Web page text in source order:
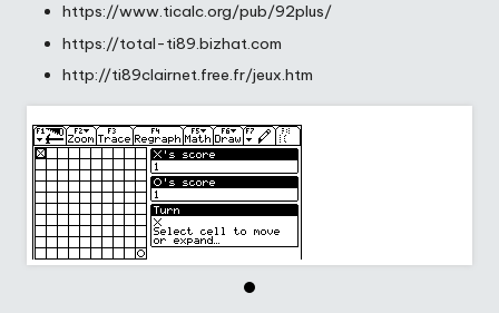
https://www.ticalc.org/pub/92plus/
https://total-ti89.bizhat.com
http://ti89clairnet.free.fr/jeux.htm